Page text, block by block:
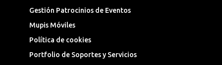
Gestión Patrocinios de Eventos
Mupis Móviles
Política de cookies
Portfolio de Soportes y Servicios